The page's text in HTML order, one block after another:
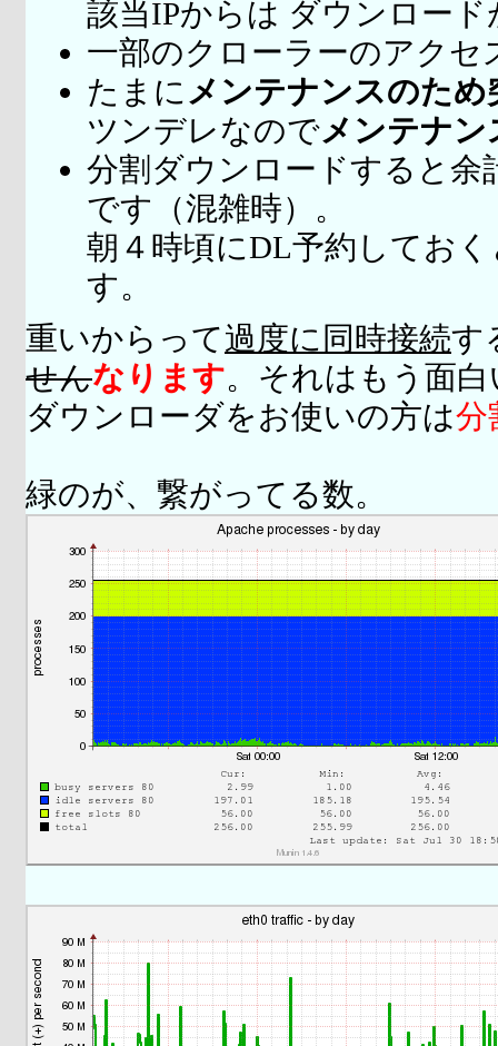
該当IPからは ダウンロー
一部のクローラーのアクセ
たまに メンテナンスのため
ツンデレなのでメンテナ
分割ダウンロードすると余
です（混雑時）。
朝４時頃にDL予約してお
す。
重いからって過度に同時接続す
せんなります。それはもう面
ダウンローダをお使いの方は分
緑のが、繋がってる数。